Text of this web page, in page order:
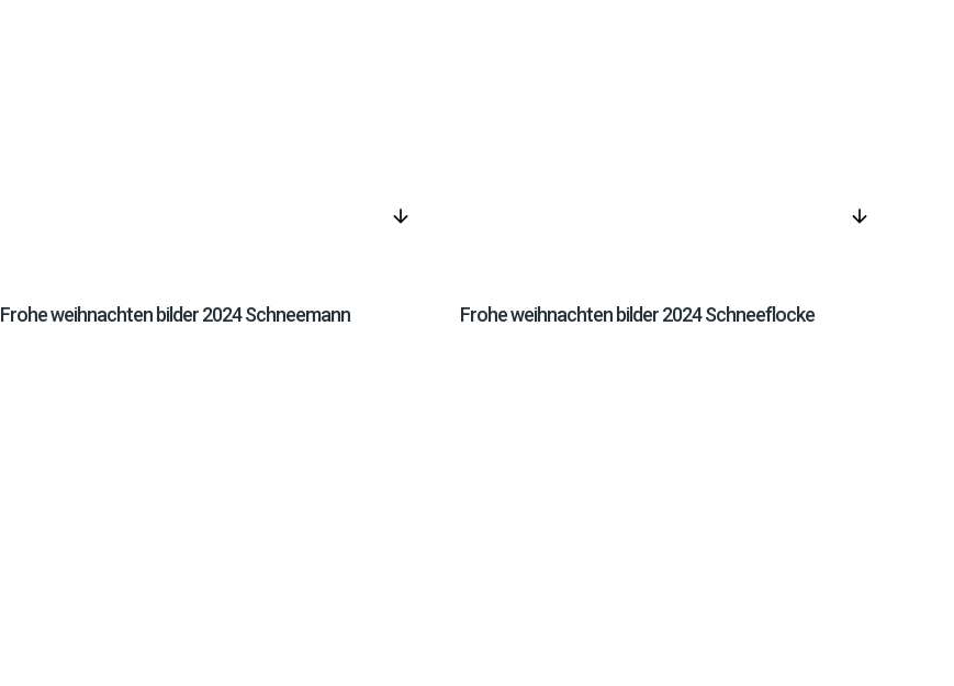
arrow_downward
Frohe weihnachten bilder 2024 Schneemann
arrow_downward
Frohe weihnachten bilder 2024 Schneeflocke